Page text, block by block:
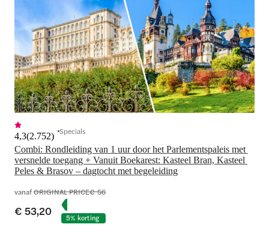
Combi: Rondleiding van 1 uur door het Parlementspaleis met
versnelde toegang + Vanuit Boekarest: Kasteel Bran, Kasteel
Peles & Brasov – dagtocht met begeleiding
4,3(2.752) Specials
vanafORIGINAL PRICE€ 56
€ 53,20 5% korting